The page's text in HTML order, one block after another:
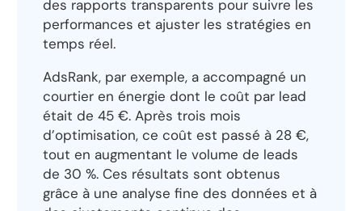
des rapports transparents pour suivre les
performances et ajuster les stratégies en
temps réel.
AdsRank, par exemple, a accompagné un
courtier en énergie dont le coût par lead
était de 45 €. Après trois mois
d’optimisation, ce coût est passé à 28 €,
tout en augmentant le volume de leads
de 30 %. Ces résultats sont obtenus
grâce à une analyse fine des données et à